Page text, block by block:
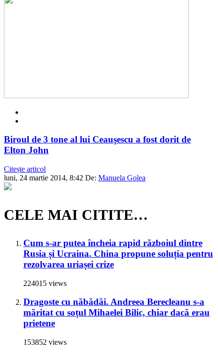
Biroul de 3 tone al lui Ceauşescu a fost dorit de
Elton John
Citește articol
luni, 24 martie 2014, 8:42 De: Manuela Golea
CELE MAI CITITE…
Cum s-ar putea încheia rapid războiul dintre
Rusia și Ucraina. China propune soluția pentru
rezolvarea uriașei crize
224015 views
Dragoste cu năbădăi. Andreea Berecleanu s-a
măritat cu soțul Mihaelei Bilic, chiar dacă erau
prietene
153852 views